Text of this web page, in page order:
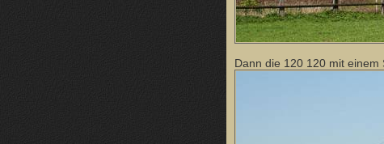
Dann die 120 120 mit einem